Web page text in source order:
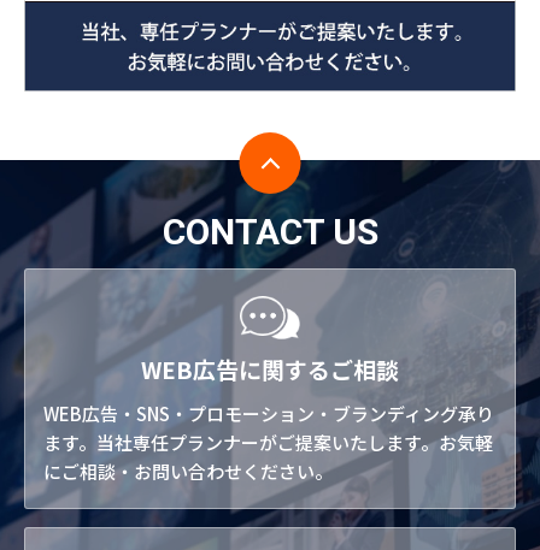
CONTACT US
WEB広告に関するご相談
WEB広告・SNS・プロモーション・ブランディング承り
ます。当社専任プランナーがご提案いたします。お気軽
にご相談・お問い合わせください。